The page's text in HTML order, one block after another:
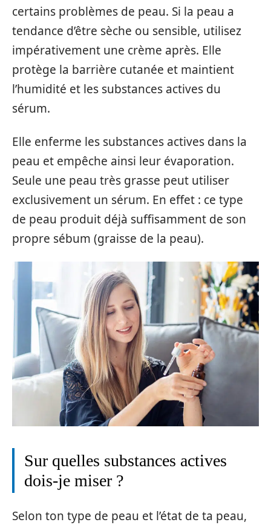
certains problèmes de peau. Si la peau a
tendance d’être sèche ou sensible, utilisez
impérativement une crème après. Elle
protège la barrière cutanée et maintient
l’humidité et les substances actives du
sérum.
Elle enferme les substances actives dans la
peau et empêche ainsi leur évaporation.
Seule une peau très grasse peut utiliser
exclusivement un sérum. En effet : ce type
de peau produit déjà suffisamment de son
propre sébum (graisse de la peau).
Sur quelles substances actives
dois-je miser ?
Selon ton type de peau et l’état de ta peau,